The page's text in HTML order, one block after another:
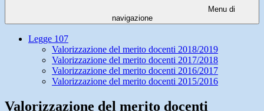
Menu di
navigazione
Legge 107
Valorizzazione del merito docenti 2018/2019
Valorizzazione del merito docenti 2017/2018
Valorizzazione del merito docenti 2016/2017
Valorizzazione del merito docenti 2015/2016
Valorizzazione del merito docenti